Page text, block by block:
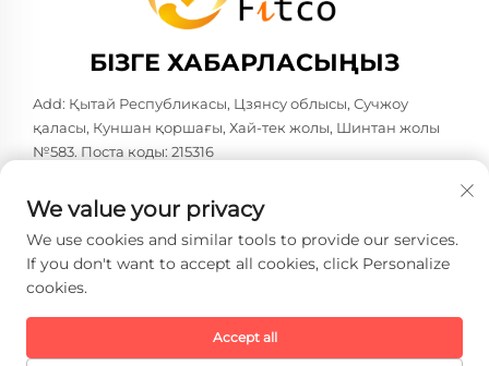
БІЗГЕ ХАБАРЛАСЫҢЫЗ
Add: Қытай Республикасы, Цзянсу облысы, Сучжоу
қаласы, Куншан қоршағы, Хай-тек жолы, Шинтан жолы
№583. Поста коды: 215316
Электрондық пошта:
[email protected]
Copyright © 2026 Faith-Han Intelligent Technology Co., Ltd.
Барлық құқықтар сақталған. -Жеке деректерді қорғау
саясаты
We value your privacy
We use cookies and similar tools to provide our services.
If you don't want to accept all cookies, click Personalize
cookies.
Accept all